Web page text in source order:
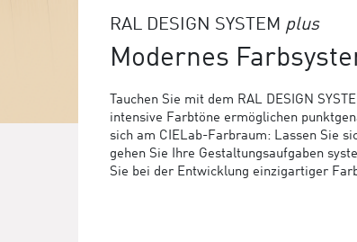
RAL DESIGN SYSTEM plus
Modernes
Tauchen Sie mit dem RAL DESIGN
intensive Farbtöne ermöglichen
sich am CIELab-Farbraum: Lassen Sie
gehen Sie Ihre Gestaltungsaufgaben
Sie bei der Entwicklung einzigartiger